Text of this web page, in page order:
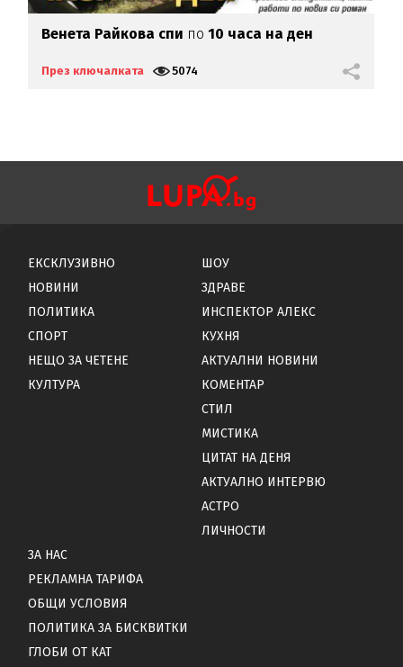
Венета Райкова спи по10 часа на ден
През ключалката 5074
ЕКСКЛУЗИВНО
НОВИНИ
ПОЛИТИКА
СПОРТ
НЕЩО ЗА ЧЕТЕНЕ
КУЛТУРА
ШОУ
ЗДРАВЕ
ИНСПЕКТОР АЛЕКС
КУХНЯ
АКТУАЛНИ НОВИНИ
КОМЕНТАР
СТИЛ
МИСТИКА
ЦИТАТ НА ДЕНЯ
АКТУАЛНО ИНТЕРВЮ
АСТРО
ЛИЧНОСТИ
ЗА НАС
РЕКЛАМНА ТАРИФА
ОБЩИ УСЛОВИЯ
ПОЛИТИКА ЗА БИСКВИТКИ
ГЛОБИ ОТ КАТ